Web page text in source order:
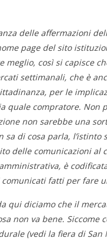
delle affermazioni
page del sito
così si capisce
settimanali, che è
per le
quale compratore. Non
non sarebbe una
di cosa parla, l’istinto
delle comunicazioni al
è
fatti per fare
qui diciamo che il
non va bene. Siccome
(vedi la fiera di San